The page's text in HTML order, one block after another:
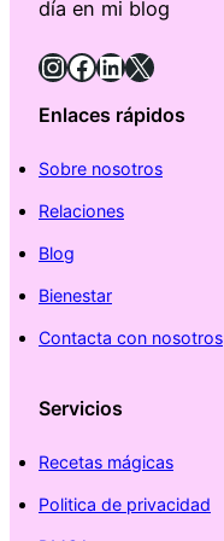
día en mi blog
InstagramFacebook LinkedIn X
Enlaces rápidos
Sobre nosotros
Relaciones
Blog
Bienestar
Contacta con nosotros
Servicios
Recetas mágicas
Politica de privacidad